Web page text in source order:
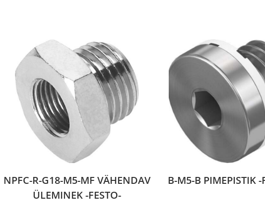
NPFC-R-G18-M5-MF VÄHENDAV
ÜLEMINEK -FESTO-
B-M5-B PIMEPISTIK -